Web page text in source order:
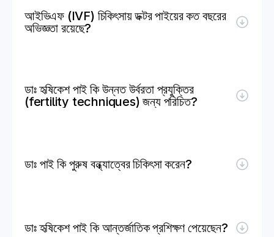
আইভিএফ (IVF) চিকিৎসায় ডক্টর পাইয়ের কত বছরের
অভিজ্ঞতা রয়েছে?
ডাঃ হৃষিকেশ পাই কি উন্নত উর্বরতা প্রযুক্তির
(fertility techniques) জন্য পরিচিত?
ডাঃ পাই কি পুরুষ বন্ধ্যাত্বের চিকিৎসা করেন?
ডাঃ হৃষিকেশ পাই কি আন্তর্জাতিক প্রশিক্ষণ পেয়েছেন?